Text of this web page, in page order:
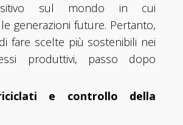
sul mondo in cui
generazioni future. Pertanto,
fare scelte più sostenibili nei
produttivi, passo dopo
e controllo della